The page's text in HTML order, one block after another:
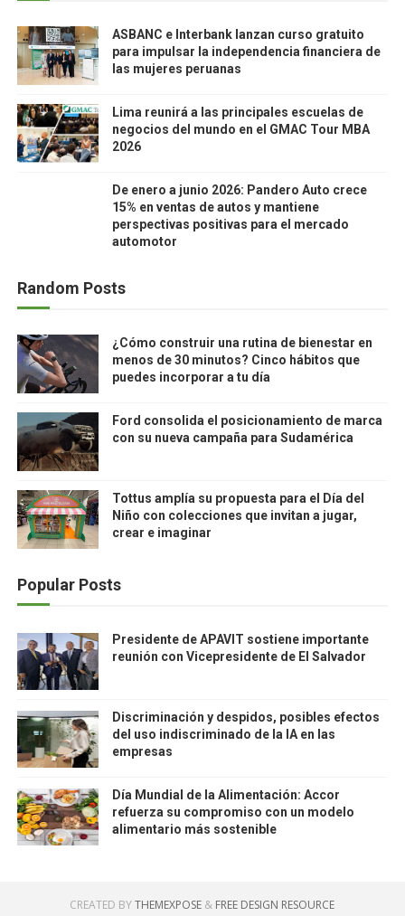
ASBANC e Interbank lanzan curso gratuito
para impulsar la independencia financiera de
las mujeres peruanas
Lima reunirá a las principales escuelas de
negocios del mundo en el GMAC Tour MBA
2026
De enero a junio 2026: Pandero Auto crece
15% en ventas de autos y mantiene
perspectivas positivas para el mercado
automotor
Random Posts
¿Cómo construir una rutina de bienestar en
menos de 30 minutos? Cinco hábitos que
puedes incorporar a tu día
Ford consolida el posicionamiento de marca
con su nueva campaña para Sudamérica
Tottus amplía su propuesta para el Día del
Niño con colecciones que invitan a jugar,
crear e imaginar
Popular Posts
Presidente de APAVIT sostiene importante
reunión con Vicepresidente de El Salvador
Discriminación y despidos, posibles efectos
del uso indiscriminado de la IA en las
empresas
Día Mundial de la Alimentación: Accor
refuerza su compromiso con un modelo
alimentario más sostenible
CREATED BYTHEMEXPOSE & FREE DESIGN RESOURCE